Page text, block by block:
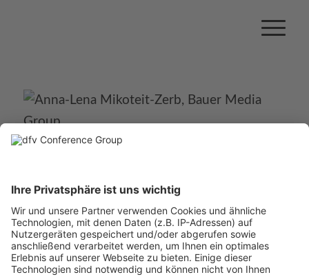
Leiterin
Lab Sustainable Digital Advertising